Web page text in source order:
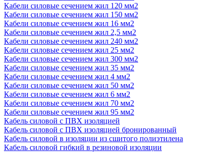
Кабели силовые сечением жил 120 мм2
Кабели силовые сечением жил 150 мм2
Кабели силовые сечением жил 16 мм2
Кабели силовые сечением жил 2,5 мм2
Кабели силовые сечением жил 240 мм2
Кабели силовые сечением жил 25 мм2
Кабели силовые сечением жил 300 мм2
Кабели силовые сечением жил 35 мм2
Кабели силовые сечением жил 4 мм2
Кабели силовые сечением жил 50 мм2
Кабели силовые сечением жил 6 мм2
Кабели силовые сечением жил 70 мм2
Кабели силовые сечением жил 95 мм2
Кабель силовой с ПВХ изоляцией
Кабель силовой с ПВХ изоляцией бронированный
Кабель силовой в изоляции из сшитого полиэтилена
Кабель силовой гибкий в резиновой изоляции